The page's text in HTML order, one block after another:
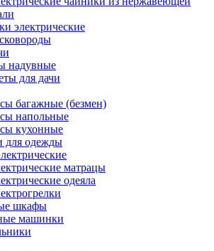
электрические
надувные
для дачи
багажные (безмен)
напольные
кухонные
для одежды
матрацы
одеяла
шкафы
машинки